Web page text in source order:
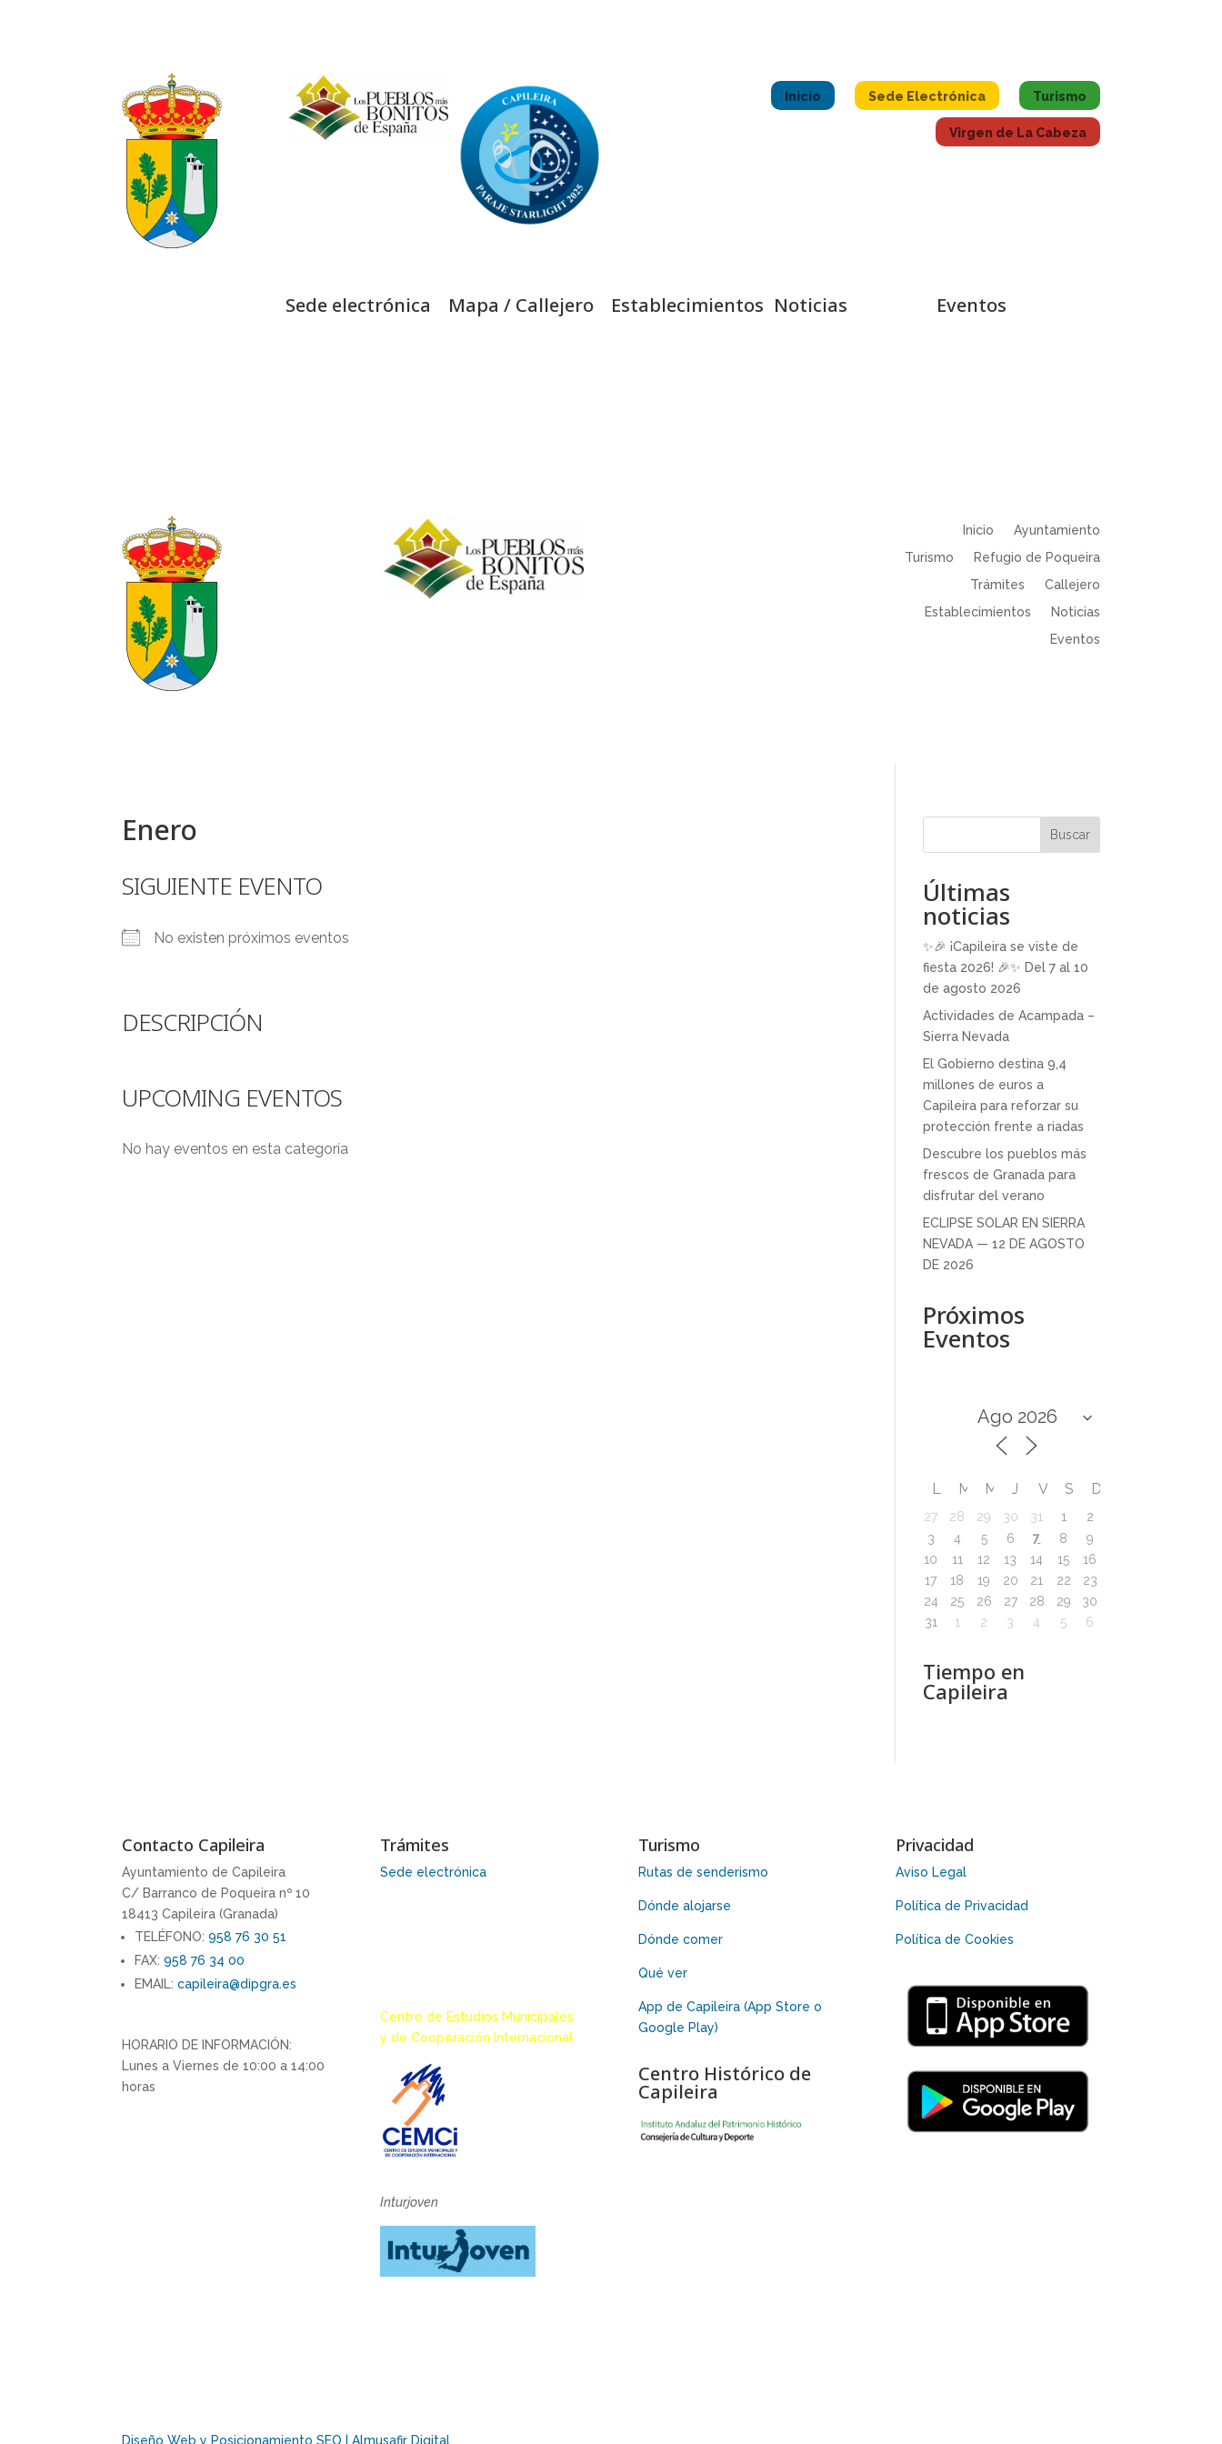
Inicio Sede Electrónica Turismo
Virgen de La Cabeza
Sede electrónica Mapa / Callejero Establecimientos Noticias Eventos
Inicio
Ayuntamiento
Turismo
Refugio de Poqueira
Trámites
Callejero
Establecimientos
Noticias
Eventos
Enero
SIGUIENTE EVENTO
No existen próximos eventos
DESCRIPCIÓN
UPCOMING EVENTOS
No hay eventos en esta categoría
Buscar
Últimas
noticias
✨🎉 ¡Capileira se viste de
fiesta 2026! 🎉✨ Del 7 al 10
de agosto 2026
Actividades de Acampada –
Sierra Nevada
El Gobierno destina 9,4
millones de euros a
Capileira para reforzar su
protección frente a riadas
Descubre los pueblos más
frescos de Granada para
disfrutar del verano
ECLIPSE SOLAR EN SIERRA
NEVADA — 12 DE AGOSTO
DE 2026
Próximos
Eventos
L M M J V S D
27 28 29 30 31 1
2
3
4 5 6 7 8
9
10
11 12 13 14 15
16
17
18 19 20 21 22
23
24
25 26 27 28 29
30
31
1 2 3 4 5 6
Tiempo en
Capileira
Contacto Capileira
Ayuntamiento de Capileira
C/ Barranco de Poqueira nº 10
18413 Capileira (Granada)
TELÉFONO:958 76 30 51
FAX:958 76 34 00
EMAIL:capileira@dipgra.es
HORARIO DE INFORMACIÓN:
Lunes a Viernes de 10:00 a 14:00
horas
Trámites
Sede electrónica
Centro de Estudios Municipales
y de Cooperación Internacional
Inturjoven
Turismo
Rutas de senderismo
Dónde alojarse
Dónde comer
Qué ver
App de Capileira (App Store o
Google Play)
Centro Histórico de
Capileira
Privacidad
Aviso Legal
Política de Privacidad
Política de Cookies
Diseño Web y Posicionamiento SEO | Almusafir Digital